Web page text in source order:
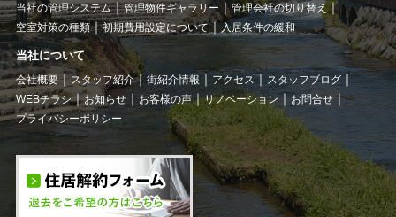
当社の管理システム 管理物件ギャラリー
管理会社の切り替え
空室対策の種類
初期費用設定について 入居条件の緩和
当社について
会社概要 スタッフ紹介 街紹介情報 アクセス
スタッフブログ
WEBチラシ
お知らせ お客様の声 リノベーション
お問合せ
プライバシーポリシー